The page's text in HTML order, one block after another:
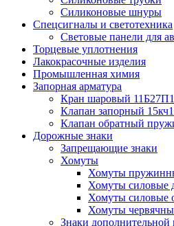
Силиконовые шнуры
Спецсигналы и светотехника
Световые панели для
Торцевые уплотнения
Лакокрасочные изделия
Промышленная химия
Запорная арматура
Кран шаровый 11Б27П1
Клапан запорный
Клапан обратный
Дорожные знаки
Запрещающие знаки
Хомуты
Хомуты
Хомуты силовые
Хомуты силовые
Хомуты
Знаки